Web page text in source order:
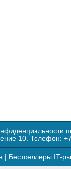
10. Телефон:
Бестселлеры IT-